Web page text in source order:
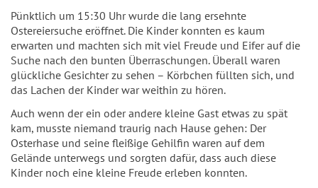
Pünktlich um 15:30 Uhr wurde die lang ersehnte
Ostereiersuche eröffnet. Die Kinder konnten es kaum
erwarten und machten sich mit viel Freude und Eifer auf die
Suche nach den bunten Überraschungen. Überall waren
glückliche Gesichter zu sehen – Körbchen füllten sich, und
das Lachen der Kinder war weithin zu hören.
Auch wenn der ein oder andere kleine Gast etwas zu spät
kam, musste niemand traurig nach Hause gehen: Der
Osterhase und seine fleißige Gehilfin waren auf dem
Gelände unterwegs und sorgten dafür, dass auch diese
Kinder noch eine kleine Freude erleben konnten.